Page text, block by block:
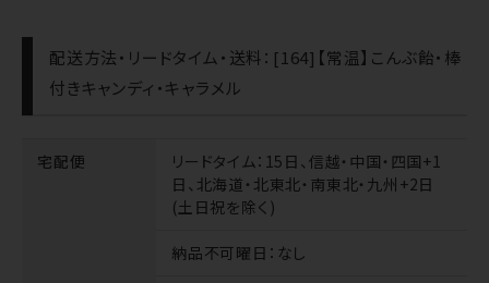
配送方法・リードタイム・送料：[164]【常温】こんぶ飴・棒
付きキャンディ・キャラメル
宅配便 リードタイム ：15日、信越・中国・四国+1
日、北海道・北東北・南東北・九州+2日
(土日祝を除く)
納品不可曜日 ：なし